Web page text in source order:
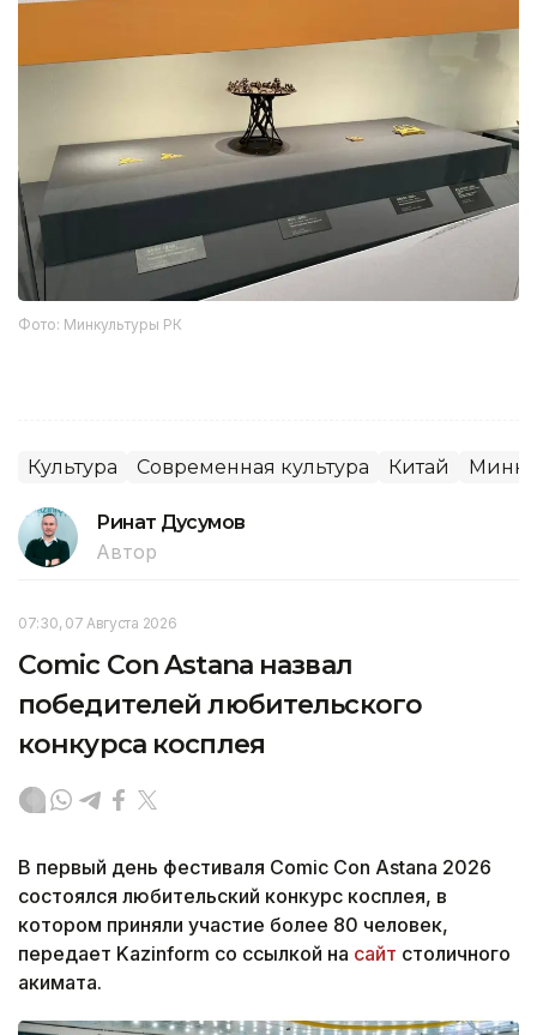
Фото: Минкультуры РК
Культура Современная культура Китай
Ринат Дусумов
Автор
07:30, 07 Августа 2026
Comic Con Astana назвал
победителей любительского
конкурса косплея
В первый день фестиваля Comic Con Astana 2026
состоялся любительский конкурс косплея, в
котором приняли участие более 80 человек,
передает Kazinform со ссылкой на сайт столичного
акимата.